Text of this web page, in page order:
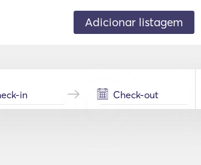
Adicionar listagem